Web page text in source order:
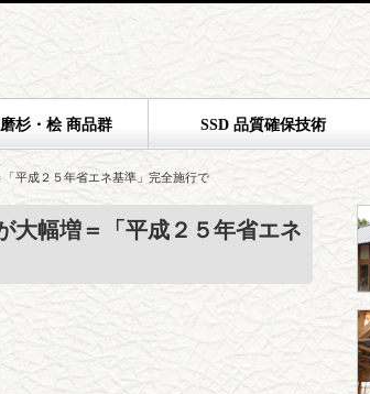
杉・桧 商品群 SSD 品質確保技術
平成２５年省エネ基準」完全施行で
大幅増＝「平成２５年省エネ